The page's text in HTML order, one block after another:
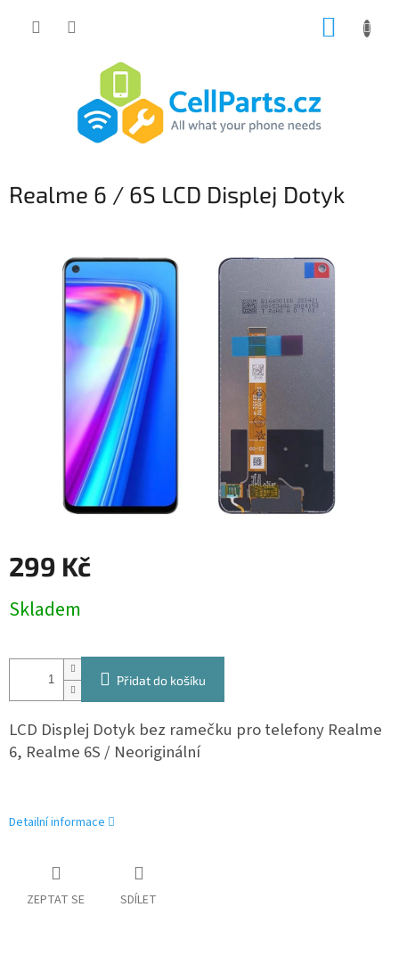
Realme 6 / 6S LCD Displej Dotyk
299 Kč
cena:
Skladem
Přidat do košíku
LCD Displej Dotyk bez ramečku pro telefony Realme
6, Realme 6S / Neoriginální
Detailní informace
ZEPTAT SE SDÍLET